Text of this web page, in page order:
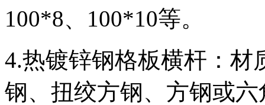
100*8、100*10等。
4.热镀锌钢格板横杆：材
钢、扭绞方钢、方钢或